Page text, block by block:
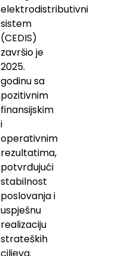
elektrodistributivni
sistem
(CEDIS)
završio je
2025.
godinu sa
pozitivnim
finansijskim
i
operativnim
rezultatima,
potvrđujući
stabilnost
poslovanja i
uspješnu
realizaciju
strateških